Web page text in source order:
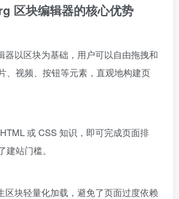
区块编辑器的核心优势
器以区块为基础，用户可以自由拖拽和
、视频、按钮等元素，直观地构建页
或 CSS 知识，即可完成页面排
建站门槛。
区块轻量化加载，避免了页面过度依赖